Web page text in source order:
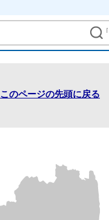
このページの先頭に戻る